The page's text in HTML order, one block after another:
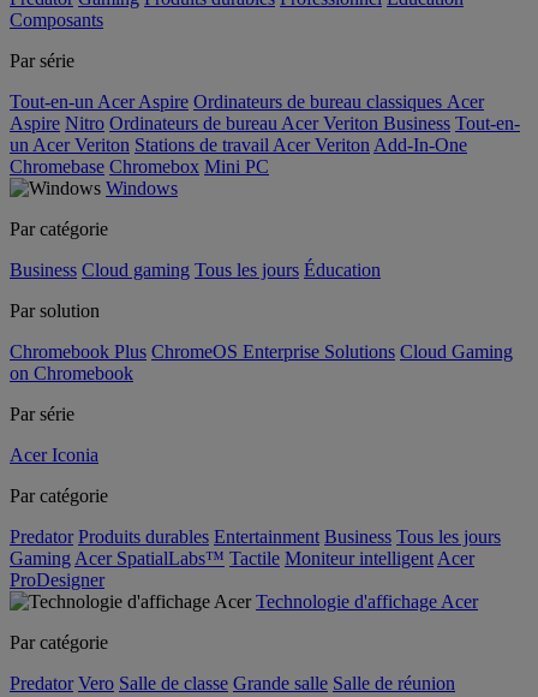
Composants
Par série
Tout-en-un Acer Aspire Ordinateurs de bureau classiques Acer
Aspire Nitro Ordinateurs de bureau Acer Veriton Business Tout-en-
un Acer Veriton Stations de travail Acer Veriton Add-In-One
Chromebase Chromebox Mini PC
Windows
Par catégorie
Business Cloud gaming Tous les jours Éducation
Par solution
Chromebook Plus ChromeOS Enterprise Solutions Cloud Gaming
on Chromebook
Par série
Acer Iconia
Par catégorie
Predator Produits durables Entertainment Business Tous les jours
Gaming Acer SpatialLabs™ Tactile Moniteur intelligent Acer
ProDesigner
Technologie d'affichage Acer
Par catégorie
Predator Vero Salle de classe Grande salle Salle de réunion